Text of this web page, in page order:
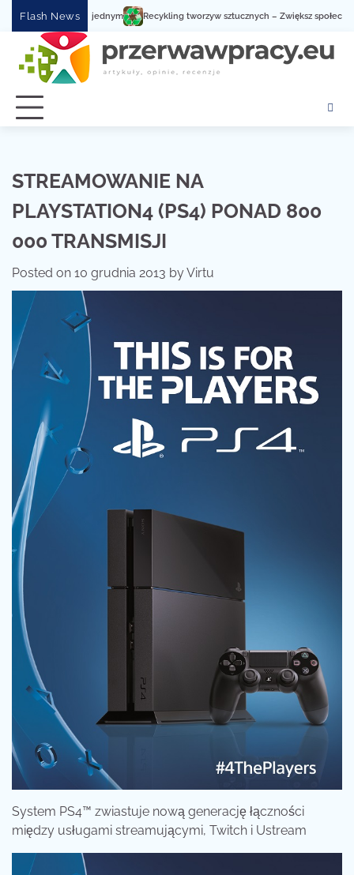
content
Flash News Recykling tworzyw sztucznych – Zwiększ społeczną
STREAMOWANIE NA
PLAYSTATION4 (PS4) PONAD 800
000 TRANSMISJI
Posted on 10 grudnia 2013 byVirtu
System PS4™ zwiastuje nową generację łączności
między usługami streamującymi, Twitch i Ustream